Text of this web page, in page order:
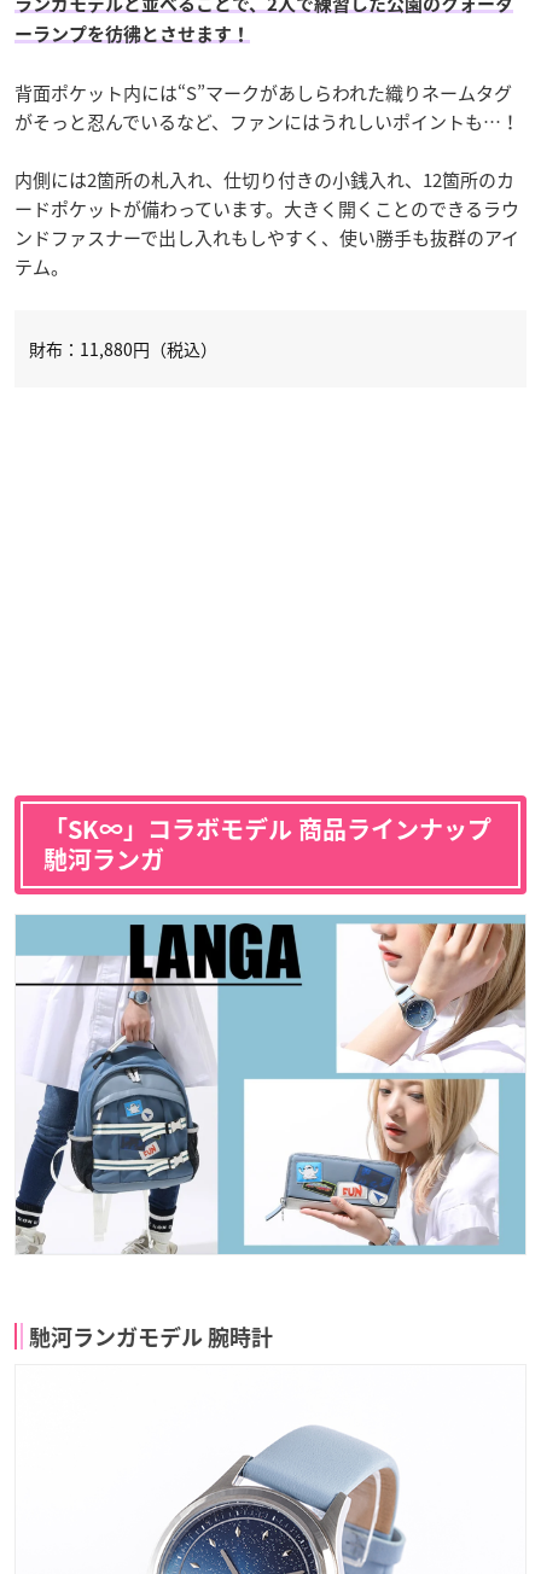
ランガモデルと並べることで、2人で練習した公園のクォータ
ーランプを彷彿とさせます！
背面ポケット内には“S”マークがあしらわれた織りネームタグ
がそっと忍んでいるなど、ファンにはうれしいポイントも…！
内側には2箇所の札入れ、仕切り付きの小銭入れ、12箇所のカ
ードポケットが備わっています。大きく開くことのできるラウ
ンドファスナーで出し入れもしやすく、使い勝手も抜群のアイ
テム。
財布：11,880円（税込）
「SK∞」コラボモデル 商品ラインナップ
馳河ランガ
馳河ランガモデル 腕時計